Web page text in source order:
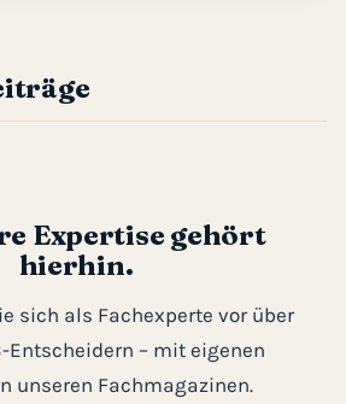
Expertise gehört
hierhin.
sich als Fachexperte vor über
Entscheidern – mit eigenen
unseren Fachmagazinen.